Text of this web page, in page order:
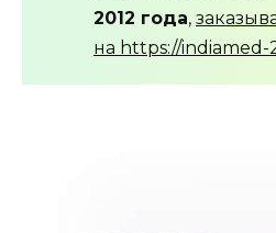
2012 года,
на https://indiamed-